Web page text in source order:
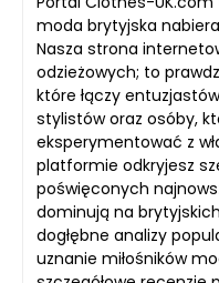
moda brytyjska
Nasza strona
odzieżowych; to
które łączy
stylistów oraz osóby,
eksperymentować z
platformie odkryjesz
poświęconych
dominują na
dogłębne analizy
uznanie miłośników